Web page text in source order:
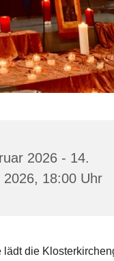
2026 - 14.
2026, 18:00 Uhr
lädt die